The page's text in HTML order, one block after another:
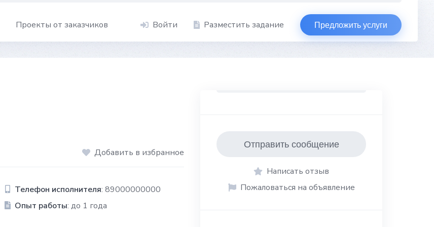
Проекты от заказчиков Войти Разместить задание Предложить услуги
Добавить в избранное
Телефон исполнителя: 89000000000
Опыт работы: до 1 года
Отправить сообщение
Написать отзыв
Пожаловаться на объявление